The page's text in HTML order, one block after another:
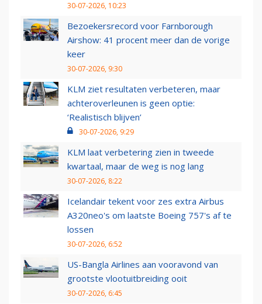
30-07-2026, 10:23
Bezoekersrecord voor Farnborough
Airshow: 41 procent meer dan de vorige
keer
30-07-2026, 9:30
KLM ziet resultaten verbeteren, maar
achteroverleunen is geen optie:
‘Realistisch blijven’
30-07-2026, 9:29
KLM laat verbetering zien in tweede
kwartaal, maar de weg is nog lang
30-07-2026, 8:22
Icelandair tekent voor zes extra Airbus
A320neo's om laatste Boeing 757's af te
lossen
30-07-2026, 6:52
US-Bangla Airlines aan vooravond van
grootste vlootuitbreiding ooit
30-07-2026, 6:45